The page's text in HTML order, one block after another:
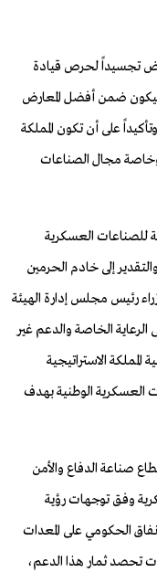
تجسيداً لحرص قيادة
ليكون ضمن أفضل المعارض
على أن تكون المملكة
وخاصة مجال الصناعات
للصناعات العسكرية
إلى خادم الحرمين
رئيس مجلس إدارة الهيئة
الخاصة والدعم غير
الاستراتيجية
العسكرية الوطنية بهدف
صناعة الدفاع والأمن
وفق توجهات رؤية
دعت إلى توطين 50% من الإنفاق الحكومي على المعدات
تحصد ثمار هذا الدعم،